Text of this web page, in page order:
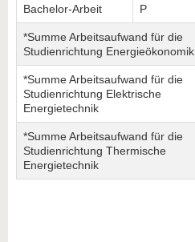
Bachelor-Arbeit P
*Summe Arbeitsaufwand für die
Studienrichtung Energieökonomik
*Summe Arbeitsaufwand für die
Studienrichtung Elektrische
Energietechnik
*Summe Arbeitsaufwand für die
Studienrichtung Thermische
Energietechnik